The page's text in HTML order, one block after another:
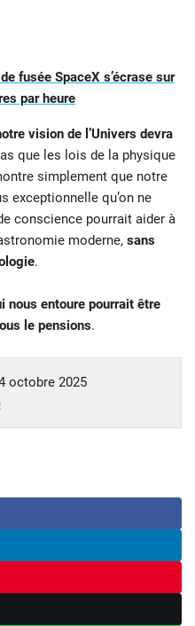
fusée SpaceX s’écrase sur
par heure
vision de l’Univers devra
que les lois de la physique
simplement que notre
exceptionnelle qu’on ne
conscience pourrait aider à
moderne, sans
.
nous entoure pourrait être
le pensions.
octobre 2025